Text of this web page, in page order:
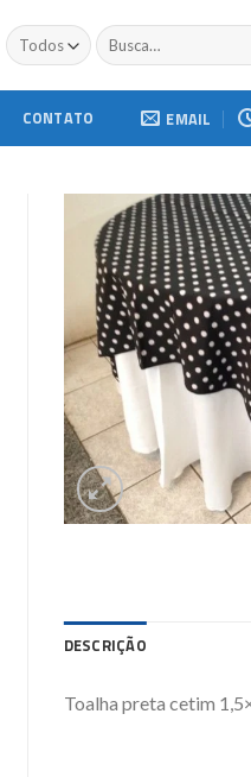
Buscar
por:
CONTATO EMAIL
DESCRIÇÃO
Toalha preta cetim